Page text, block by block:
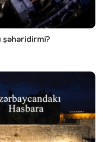
şəhəridirmi?